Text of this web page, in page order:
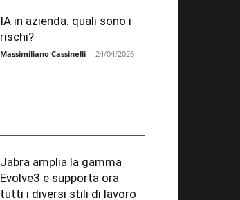
IA in azienda: quali sono i
rischi?
Massimiliano Cassinelli - 24/04/2026
Jabra amplia la gamma
Evolve3 e supporta ora
tutti i diversi stili di lavoro